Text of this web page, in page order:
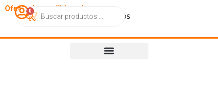
OfertasImperdibles.cl
CatálogoContactoNosotros
0